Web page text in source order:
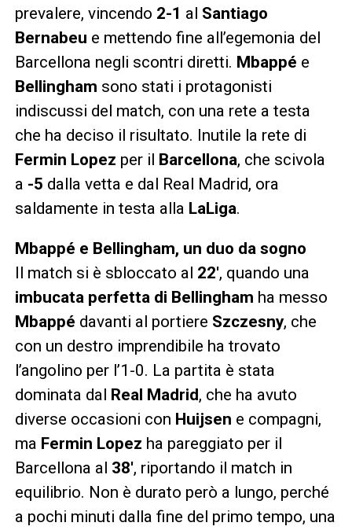
prevalere, vincendo 2-1 al Santiago
Bernabeu e mettendo fine all’egemonia del
Barcellona negli scontri diretti. Mbappé e
Bellingham sono stati i protagonisti
indiscussi del match, con una rete a testa
che ha deciso il risultato. Inutile la rete di
Fermin Lopez per il Barcellona, che scivola
a -5 dalla vetta e dal Real Madrid, ora
saldamente in testa alla LaLiga.
Mbappé e Bellingham, un duo da sogno
Il match si è sbloccato al 22′, quando una
imbucata perfetta di Bellingham ha messo
Mbappé davanti al portiere Szczesny, che
con un destro imprendibile ha trovato
l’angolino per l’1-0. La partita è stata
dominata dal Real Madrid, che ha avuto
diverse occasioni con Huijsen e compagni,
ma Fermin Lopez ha pareggiato per il
Barcellona al 38′, riportando il match in
equilibrio. Non è durato però a lungo, perché
a pochi minuti dalla fine del primo tempo, una